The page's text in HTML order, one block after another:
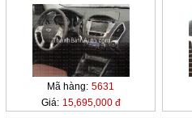
Mã hàng: 5631
Giá: 15,695,000 đ